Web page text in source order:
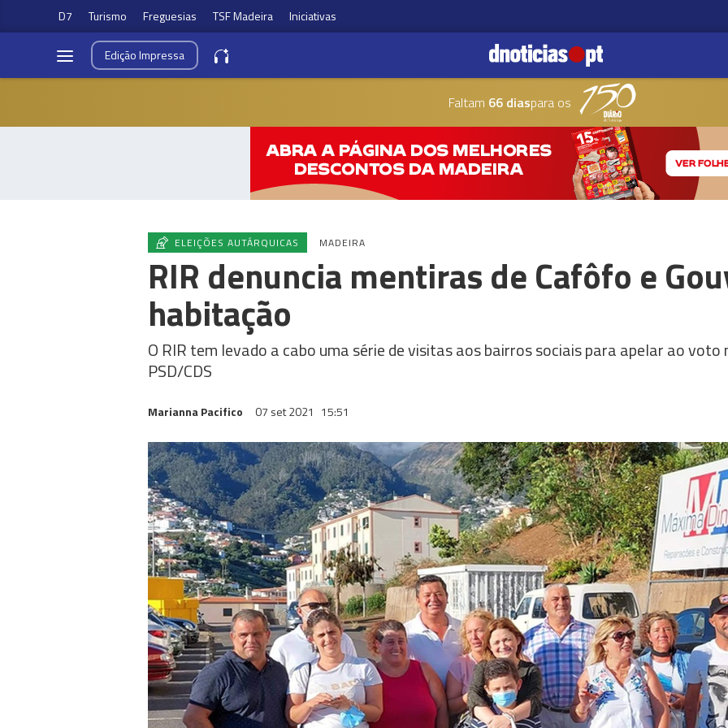
D7 Turismo Freguesias TSF Madeira Iniciativas
EdiçãoImpressa
Faltam 66 diaspara os
ELEIÇÕES AUTÁRQUICAS MADEIRA
RIR denuncia mentiras de Cafôfo e
habitação
O RIR tem levado a cabo uma série de visitas aos bairros sociais para apelar ao
PSD/CDS
Marianna Pacifico 07 set 2021 15:51